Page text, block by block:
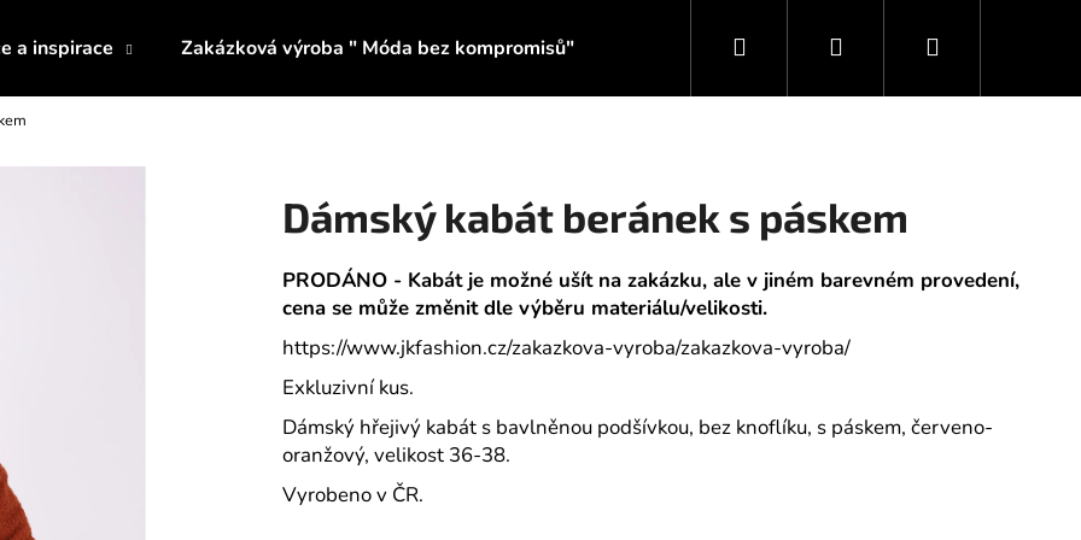
a inspirace Zakázková výroba " Móda bez kompromisů" Svět inspirace JK Fashion
Hledat PřihlášeníNákupní
Dámský kabát beránek s páskem
PRODÁNO - Kabát je možné ušít na zakázku, ale v jiném barevném provedení,
cena se může změnit dle výběru materiálu/velikosti.
https://www.jkfashion.cz/zakazkova-vyroba/zakazkova-vyroba/
Exkluzivní kus.
Dámský hřejivý kabát s bavlněnou podšívkou, bez knoflíku, s páskem, červeno-
oranžový, velikost 36-38.
Vyrobeno v ČR.
HLEDAT